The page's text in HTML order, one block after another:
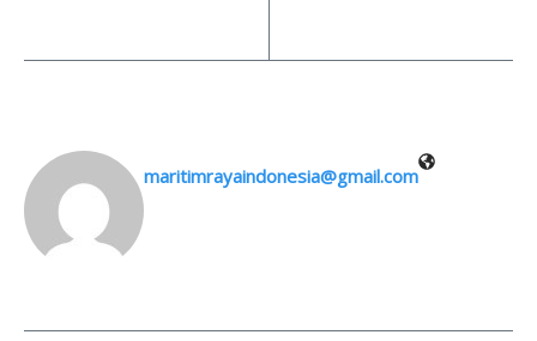
maritimrayaindonesia@gmail.com